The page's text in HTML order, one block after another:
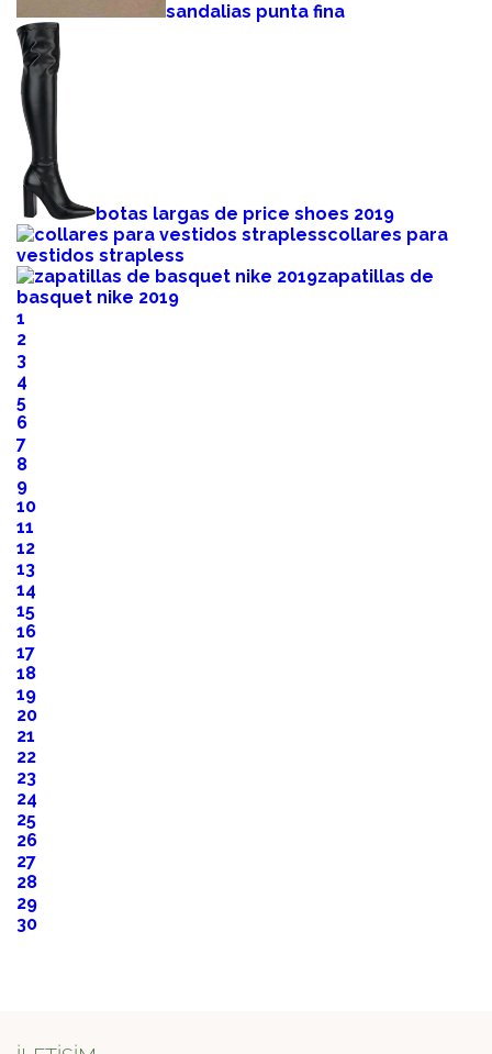
sandalias punta fina
botas largas de price shoes 2019
collares para
vestidos strapless
zapatillas de
basquet nike 2019
1
2
3
4
5
6
7
8
9
10
11
12
13
14
15
16
17
18
19
20
21
22
23
24
25
26
27
28
29
30